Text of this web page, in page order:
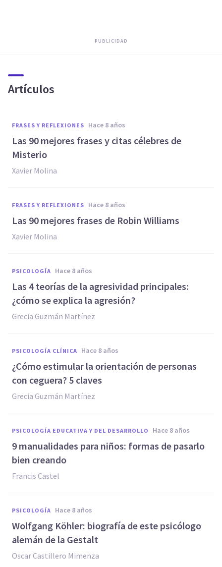
PUBLICIDAD
Artículos
FRASES Y REFLEXIONES hace 8 años
Las 90 mejores frases y citas célebres de
Misterio
Xavier Molina
FRASES Y REFLEXIONES hace 8 años
Las 90 mejores frases de Robin Williams
Xavier Molina
PSICOLOGÍA hace 8 años
Las 4 teorías de la agresividad principales:
¿cómo se explica la agresión?
Grecia Guzmán Martínez
PSICOLOGÍA CLÍNICA hace 8 años
¿Cómo estimular la orientación de personas
con ceguera? 5 claves
Grecia Guzmán Martínez
PSICOLOGÍA EDUCATIVA Y DEL DESARROLLO hace 8 años
9 manualidades para niños: formas de pasarlo
bien creando
Francis Castel
PSICOLOGÍA hace 8 años
Wolfgang Köhler: biografía de este psicólogo
alemán de la Gestalt
Oscar Castillero Mimenza